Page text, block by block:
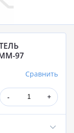
97
Сравнить
- +